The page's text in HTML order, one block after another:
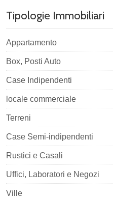
Tipologie Immobiliari
Appartamento
Box, Posti Auto
Case Indipendenti
locale commerciale
Terreni
Case Semi-indipendenti
Rustici e Casali
Uffici, Laboratori e Negozi
Ville